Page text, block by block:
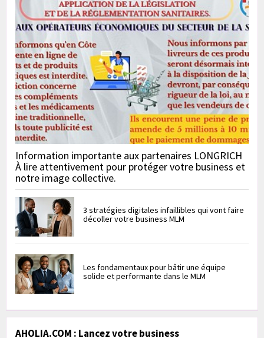
Information importante aux partenaires LONGRICH
À lire attentivement pour protéger votre business et
notre image collective.
3 stratégies digitales infaillibles qui vont faire
décoller votre business MLM
Les fondamentaux pour bâtir une équipe
solide et performante dans le MLM
AHOLIA.COM : Lancez votre business